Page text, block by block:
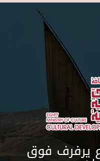
Skip to main content
يرفرف فوق